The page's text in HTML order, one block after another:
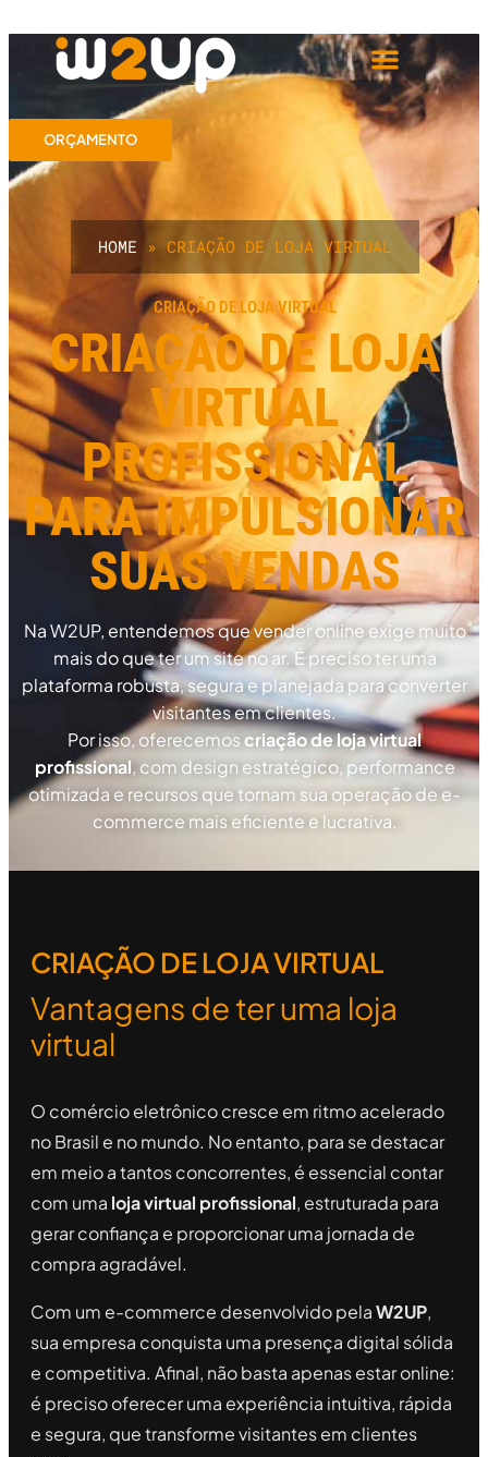
ORÇAMENTO
HOME » CRIAÇÃO DE LOJA VIRTUAL
CRIAÇÃO DE LOJA VIRTUAL
CRIAÇÃO DE LOJA
VIRTUAL
PROFISSIONAL
PARA IMPULSIONAR
SUAS VENDAS
Na W2UP, entendemos que vender online exige muito
mais do que ter um site no ar. É preciso ter uma
plataforma robusta, segura e planejada para converter
visitantes em clientes.
Por isso, oferecemoscriação de loja virtual
profissional, com design estratégico, performance
otimizada e recursos que tornam sua operação de e-
commerce mais eficiente e lucrativa.
CRIAÇÃO DE LOJA VIRTUAL
Vantagens de ter uma loja
virtual
O comércio eletrônico cresce em ritmo acelerado
no Brasil e no mundo. No entanto, para se destacar
em meio a tantos concorrentes, é essencial contar
com uma loja virtual profissional, estruturada para
gerar confiança e proporcionar uma jornada de
compra agradável.
Com um e-commerce desenvolvido pelaW2UP,
sua empresa conquista uma presença digital sólida
e competitiva. Afinal, não basta apenas estar online:
é preciso oferecer uma experiência intuitiva, rápida
e segura, que transforme visitantes em clientes